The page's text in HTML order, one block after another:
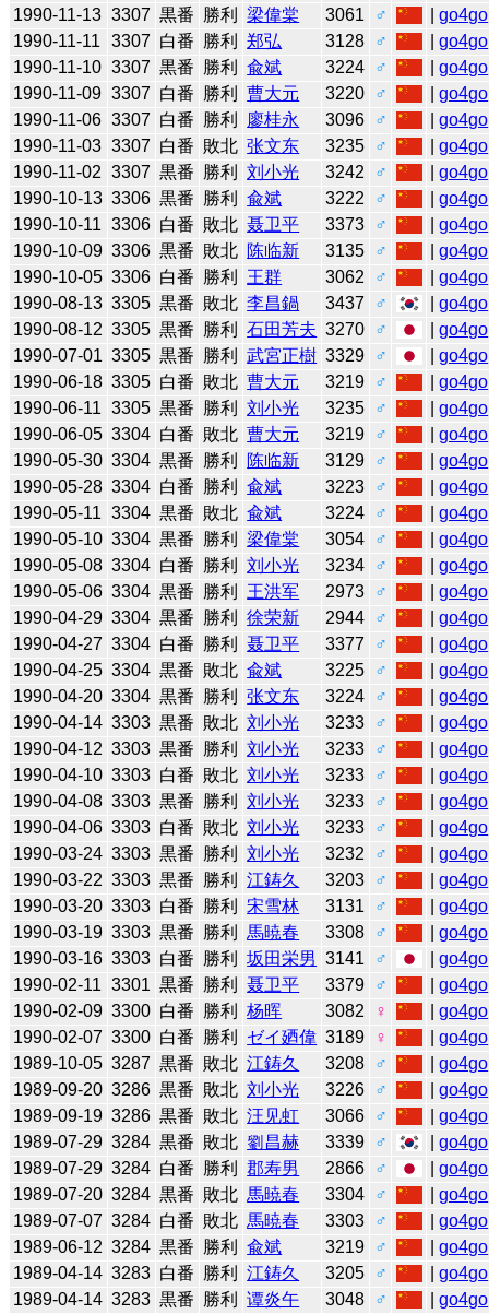
1990-11-13 3307 黒番 勝利 梁偉棠 3061 ♂ |go4go
1990-11-11
3307 白番 勝利 郑弘 3128 ♂ |go4go
1990-11-10 3307 黒番 勝利 兪斌 3224 ♂ |go4go
1990-11-09 3307 白番 勝利 曹大元 3220 ♂ |go4go
1990-11-06 3307 白番 勝利 廖桂永 3096 ♂ |go4go
1990-11-03 3307 白番 敗北 张文东 3235 ♂ |go4go
1990-11-02 3307 黒番 勝利 刘小光 3242 ♂ |go4go
1990-10-13 3306 黒番 勝利 兪斌 3222 ♂ |go4go
1990-10-11 3306 白番 敗北 聂卫平 3373 ♂ |go4go
1990-10-09 3306 黒番 敗北 陈临新 3135 ♂ |go4go
1990-10-05 3306 白番 勝利 王群 3062 ♂ |go4go
1990-08-13 3305 黒番 敗北 李昌鍋 3437 ♂ |go4go
1990-08-12 3305 黒番 勝利 石田芳夫 3270 ♂ |go4go
1990-07-01 3305 黒番 勝利 武宮正樹 3329 ♂ |go4go
1990-06-18 3305 白番 敗北 曹大元 3219 ♂ |go4go
1990-06-11 3305 黒番 勝利 刘小光 3235 ♂ |go4go
1990-06-05 3304 白番 敗北 曹大元 3219 ♂ |go4go
1990-05-30 3304 黒番 勝利 陈临新 3129 ♂ |go4go
1990-05-28 3304 白番 勝利 兪斌 3223 ♂ |go4go
1990-05-11 3304 黒番 敗北 兪斌 3224 ♂ |go4go
1990-05-10 3304 黒番 勝利 梁偉棠 3054 ♂ |go4go
1990-05-08 3304 白番 勝利 刘小光 3234 ♂ |go4go
1990-05-06 3304 黒番 勝利 王洪军 2973 ♂ |go4go
1990-04-29 3304 黒番 勝利 徐荣新 2944 ♂ |go4go
1990-04-27 3304 白番 勝利 聂卫平 3377 ♂ |go4go
1990-04-25 3304 黒番 敗北 兪斌 3225 ♂ |go4go
1990-04-20 3304 黒番 勝利 张文东 3224 ♂ |go4go
1990-04-14 3303 黒番 敗北 刘小光 3233 ♂ |go4go
1990-04-12 3303 黒番 勝利 刘小光 3233 ♂ |go4go
1990-04-10 3303 白番 敗北 刘小光 3233 ♂ |go4go
1990-04-08 3303 黒番 勝利 刘小光 3233 ♂ |go4go
1990-04-06 3303 白番 敗北 刘小光 3233 ♂ |go4go
1990-03-24 3303 黒番 勝利 刘小光 3232 ♂ |go4go
1990-03-22 3303 黒番 勝利 江鋳久 3203 ♂ |go4go
1990-03-20 3303 白番 勝利 宋雪林 3131 ♂ |go4go
1990-03-19 3303 黒番 勝利 馬暁春 3308 ♂ |go4go
1990-03-16 3303 白番 勝利 坂田栄男 3141 ♂ |go4go
1990-02-11 3301 黒番 勝利 聂卫平 3379 ♂ |go4go
1990-02-09 3300 白番 勝利 杨晖 3082 ♀ |go4go
1990-02-07 3300 白番 勝利 ゼイ廼偉 3189 ♀ |go4go
1989-10-05 3287 黒番 敗北 江鋳久 3208 ♂ |go4go
1989-09-20 3286 黒番 敗北 刘小光 3226 ♂ |go4go
1989-09-19 3286 黒番 敗北 汪见虹 3066 ♂ |go4go
1989-07-29 3284 黒番 敗北 劉昌赫 3339 ♂ |go4go
1989-07-29 3284 白番 勝利 郡寿男 2866 ♂ |go4go
1989-07-20 3284 黒番 敗北 馬暁春 3304 ♂ |go4go
1989-07-07 3284 白番 敗北 馬暁春 3303 ♂ |go4go
1989-06-12 3284 黒番 勝利 兪斌 3219 ♂ |go4go
1989-04-14 3283 白番 勝利 江鋳久 3205 ♂ |go4go
1989-04-14 3283 黒番 勝利 谭炎午 3048 ♂ |go4go